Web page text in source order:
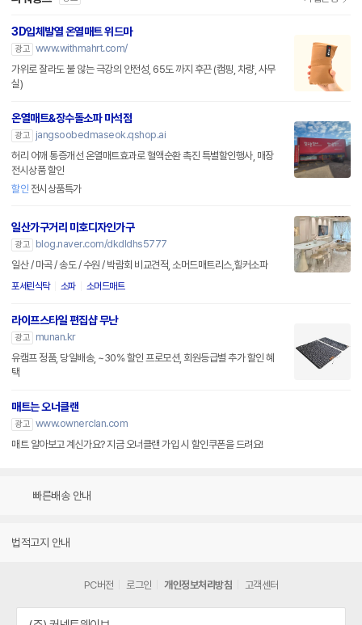
3D입체발열 온열매트 위드마
광고 www.withmahrt.com/
가위로 잘라도 불 않는 극강의 안전성, 65도 까지 후끈 (캠핑, 차량, 사무
실)
온열매트&장수돌소파 마석점
광고
jangsoobedmaseok.qshop.ai
허리 어깨 통증개선 온열매트효과로 혈액순환 촉진 특별할인행사, 매장
전시상품 할인
할인 전시상품특가
일산가구거리 미호디자인가구
광고
blog.naver.com/dkdldhs5777
일산 / 마곡 / 송도 / 수원 / 박람회 비교견적, 소머드매트리스,힐커소파
포세린식탁 소파 소머드매트
라이프스타일 편집샵 무난
광고
munan.kr
유캠프 정품, 당일배송, ~30% 할인 프로모션, 회원등급별 추가 할인 혜
택
매트는 오너클랜
광고 www.ownerclan.com
매트 알아보고 계신가요? 지금 오너클랜 가입 시 할인쿠폰을 드려요!
빠른배송 안내
법적고지 안내
PC버전 로그인 개인정보처리방침 고객센터